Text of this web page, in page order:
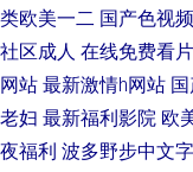
类欧美一二 国产色视频
社区成人 在线免费看片
网站 最新激情h网站
老妇 最新福利影院 欧
夜福利 波多野步中文